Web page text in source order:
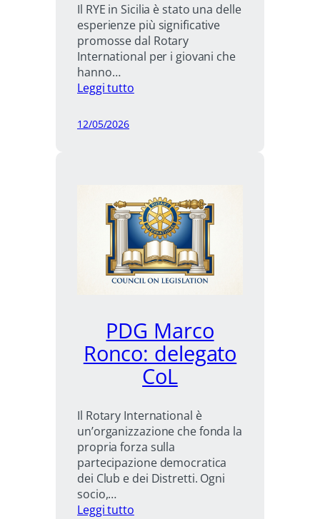
Il RYE in Sicilia è stato una delle
esperienze più significative
promosse dal Rotary
International per i giovani che
hanno…
Leggi tutto:
12/05/2026
PDG Marco
Ronco: delegato
CoL
Il Rotary International è
un’organizzazione che fonda la
propria forza sulla
partecipazione democratica
dei Club e dei Distretti. Ogni
socio,…
Leggi tutto: